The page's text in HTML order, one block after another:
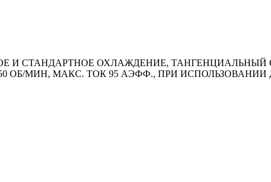
И СТАНДАРТНОЕ ОХЛАЖДЕНИЕ, ТАНГЕНЦИАЛЬНЫЙ
ОБ/МИН, МАКС. ТОК 95 АЭФФ., ПРИ